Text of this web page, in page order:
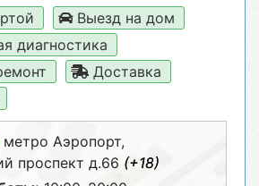
Выезд на дом
диагностика
Доставка
метро Аэропорт,
проспект д.66 (+18)